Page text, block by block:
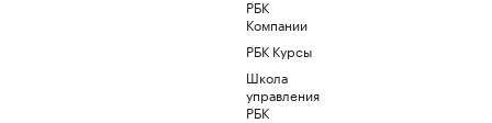
РБК
Компании
РБК Курсы
Школа
управления
РБК